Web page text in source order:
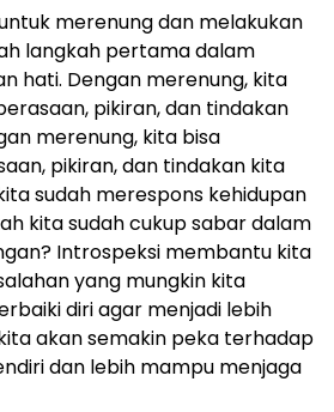
merenung dan melakukan
langkah pertama dalam
hati. Dengan merenung, kita
pikiran, dan tindakan
merenung, kita bisa
pikiran, dan tindakan kita
sudah merespons kehidupan
kita sudah cukup sabar dalam
Introspeksi membantu kita
yang mungkin kita
diri agar menjadi lebih
akan semakin peka terhadap
dan lebih mampu menjaga